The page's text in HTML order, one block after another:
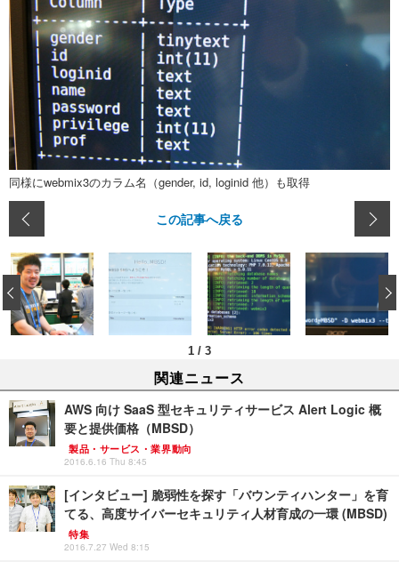
同様にwebmix3のカラム名（gender, id, loginid 他）も取得
この記事へ戻る
1 / 3
‹
関連ニュース
AWS 向け SaaS 型セキュリティサービス Alert Logic 概
要と提供価格（MBSD）
製品・サービス・業界動向
2016.6.16 Thu 8:45
[インタビュー] 脆弱性を探す「バウンティハンター」を育
てる、高度サイバーセキュリティ人材育成の一環 (MBSD)
特集
2016.7.27 Wed 8:15